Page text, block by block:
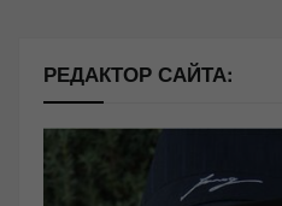
РЕДАКТОР САЙТА: